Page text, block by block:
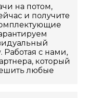
на потом,
и получите
Работая с нами,
который
любые